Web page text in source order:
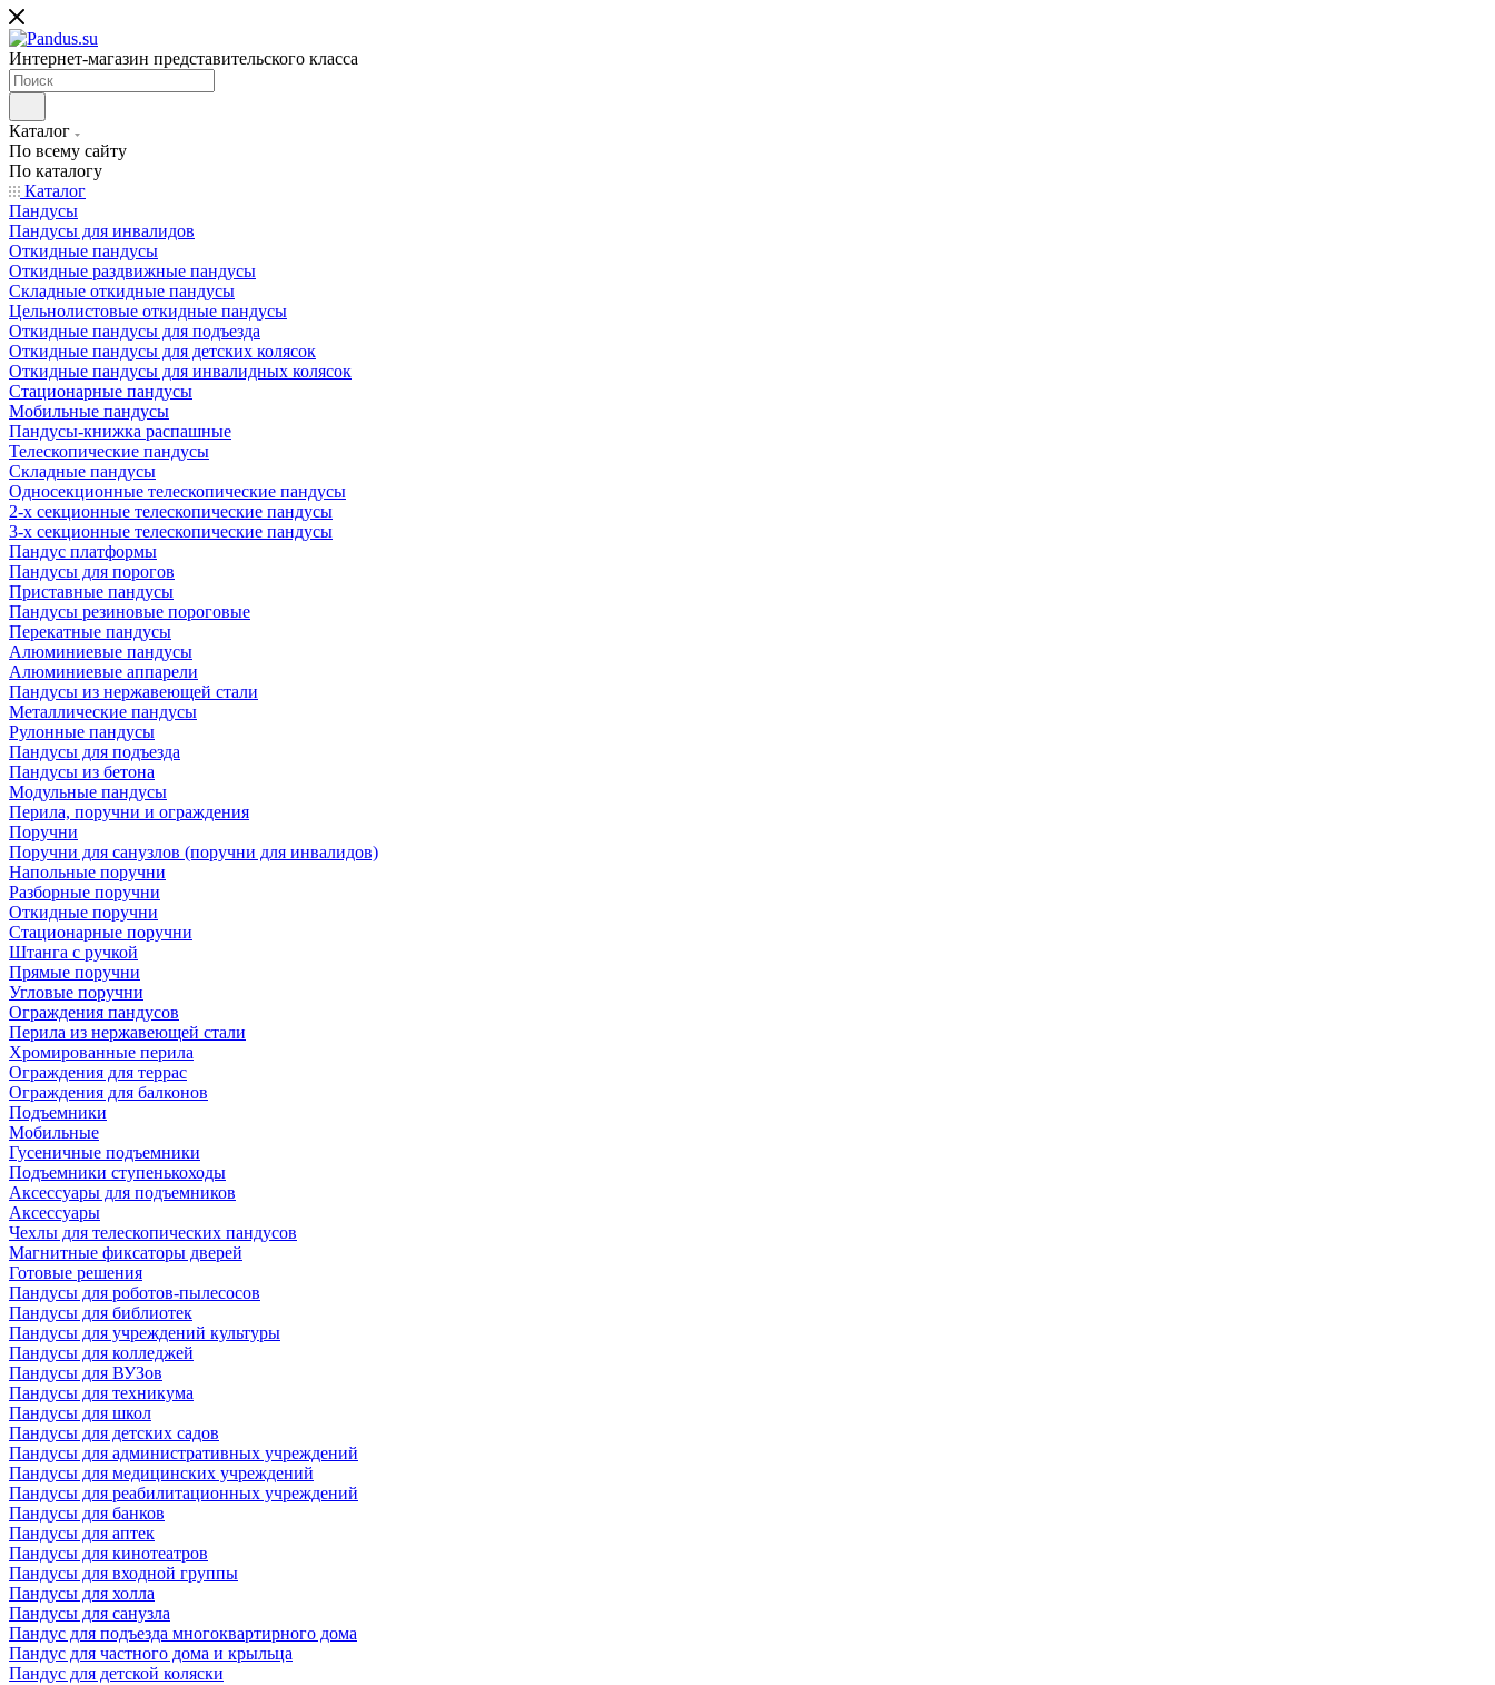
Интернет-магазин представительского класса
Каталог
По всему сайту
По каталогу
Каталог
Пандусы
Пандусы для инвалидов
Откидные пандусы
Откидные раздвижные пандусы
Складные откидные пандусы
Цельнолистовые откидные пандусы
Откидные пандусы для подъезда
Откидные пандусы для детских колясок
Откидные пандусы для инвалидных колясок
Стационарные пандусы
Мобильные пандусы
Пандусы-книжка распашные
Телескопические пандусы
Складные пандусы
Односекционные телескопические пандусы
2-х секционные телескопические пандусы
3-х секционные телескопические пандусы
Пандус платформы
Пандусы для порогов
Приставные пандусы
Пандусы резиновые пороговые
Перекатные пандусы
Алюминиевые пандусы
Алюминиевые аппарели
Пандусы из нержавеющей стали
Металлические пандусы
Рулонные пандусы
Пандусы для подъезда
Пандусы из бетона
Модульные пандусы
Перила, поручни и ограждения
Поручни
Поручни для санузлов (поручни для инвалидов)
Напольные поручни
Разборные поручни
Откидные поручни
Стационарные поручни
Штанга с ручкой
Прямые поручни
Угловые поручни
Ограждения пандусов
Перила из нержавеющей стали
Хромированные перила
Ограждения для террас
Ограждения для балконов
Подъемники
Мобильные
Гусеничные подъемники
Подъемники ступенькоходы
Аксессуары для подъемников
Аксессуары
Чехлы для телескопических пандусов
Магнитные фиксаторы дверей
Готовые решения
Пандусы для роботов-пылесосов
Пандусы для библиотек
Пандусы для учреждений культуры
Пандусы для колледжей
Пандусы для ВУЗов
Пандусы для техникума
Пандусы для школ
Пандусы для детских садов
Пандусы для административных учреждений
Пандусы для медицинских учреждений
Пандусы для реабилитационных учреждений
Пандусы для банков
Пандусы для аптек
Пандусы для кинотеатров
Пандусы для входной группы
Пандусы для холла
Пандусы для санузла
Пандус для подъезда многоквартирного дома
Пандус для частного дома и крыльца
Пандус для детской коляски